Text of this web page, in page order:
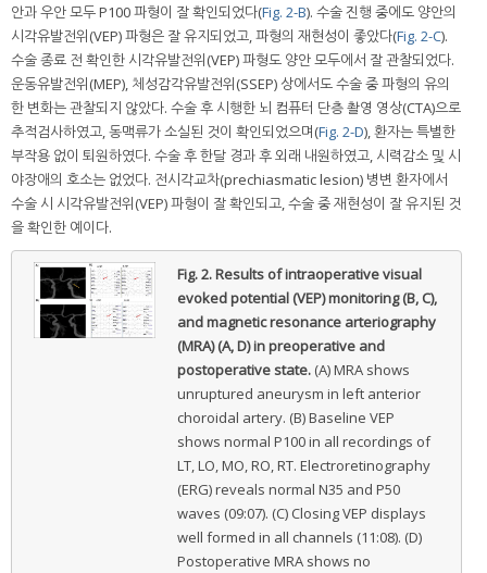
안과 우안 모두 P100 파형이 잘 확인되었다(Fig. 2-B). 수술 진행 중에도 양안의
시각유발전위(VEP) 파형은 잘 유지되었고, 파형의 재현성이 좋았다(Fig. 2-C).
수술 종료 전 확인한 시각유발전위(VEP) 파형도 양안 모두에서 잘 관찰되었다.
운동유발전위(MEP), 체성감각유발전위(SSEP) 상에서도 수술 중 파형의 유의
한 변화는 관찰되지 않았다. 수술 후 시행한 뇌 컴퓨터 단층 촬영 영상(CTA)으로
추적검사하였고, 동맥류가 소실된 것이 확인되었으며(Fig. 2-D), 환자는 특별한
부작용 없이 퇴원하였다. 수술 후 한달 경과 후 외래 내원하였고, 시력감소 및 시
야장애의 호소는 없었다. 전시각교차(prechiasmatic lesion) 병변 환자에서
수술 시 시각유발전위(VEP) 파형이 잘 확인되고, 수술 중 재현성이 잘 유지된 것
을 확인한 예이다.
Fig. 2.Results of intraoperative visual
evoked potential (VEP) monitoring (B, C),
and magnetic resonance arteriography
(MRA) (A, D) in preoperative and
postoperative state. (A) MRA shows
unruptured aneurysm in left anterior
choroidal artery. (B) Baseline VEP
shows normal P100 in all recordings of
LT, LO, MO, RO, RT. Electroretinography
(ERG) reveals normal N35 and P50
waves (09:07). (C) Closing VEP displays
well formed in all channels (11:08). (D)
Postoperative MRA shows no